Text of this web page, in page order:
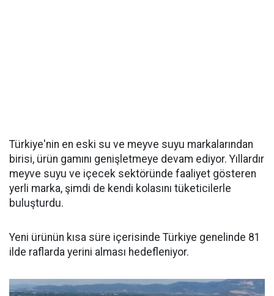
Türkiye'nin en eski su ve meyve suyu markalarından
birisi, ürün gamını genişletmeye devam ediyor. Yıllardır
meyve suyu ve içecek sektöründe faaliyet gösteren
yerli marka, şimdi de kendi kolasını tüketicilerle
buluşturdu.
Yeni ürünün kısa süre içerisinde Türkiye genelinde 81
ilde raflarda yerini alması hedefleniyor.